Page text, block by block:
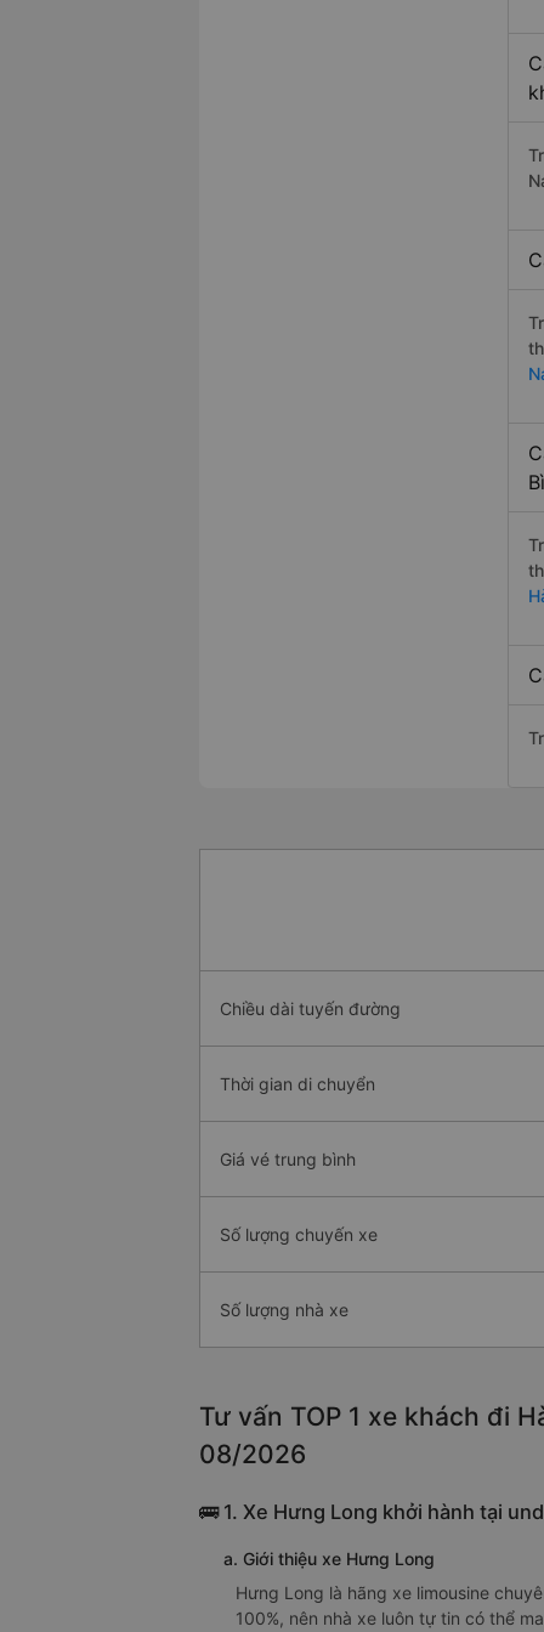
Chiều dài tuyến đường
Thời gian di chuyển
Giá vé trung bình
Số lượng chuyến xe
Số lượng nhà xe
Tư vấn TOP 1 xe khách đi
08/2026
🚌 1. Xe Hưng Long khởi hành tại
a. Giới thiệu xe Hưng Long
Hưng Long là hãng xe limousine
100%, nên nhà xe luôn tự tin có thể